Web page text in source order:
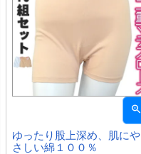
ゆったり股上深め、肌にや
さしい綿１００％